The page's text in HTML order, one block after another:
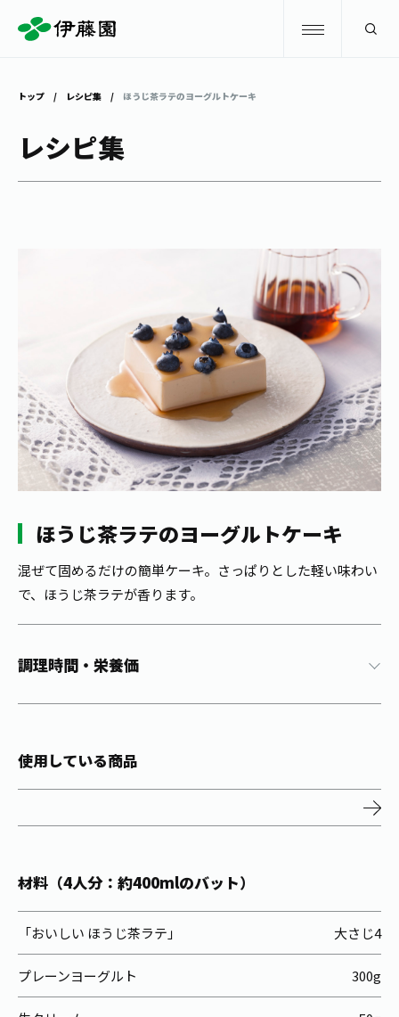
健康ミネラルむぎ茶
TULLY'S COFFEE
1日分の野菜
商品情報
ブランドから探す
カテゴリーから探す
キーワードから探す
安全・安心への取組み
製品の原料産地
お茶を知る・楽しむ
お茶のいれ方
動画ギャラリー
レシピ集
お茶百科キッズ
茶産地育成事業
ウェルネスフォーラム
体験・イベント
見学・体験
工場見学
お茶の複合型博物館
食育・イベント
店舗・通販
店舗・通販
伊藤園の店舗トップ
茶寮伊藤園
店舗検索
健康体
お客様相談室
企業情報 GLOBAL
トップ レシピ集 ほうじ茶ラテのヨーグルトケーキ
レシピ集
ほうじ茶ラテのヨーグルトケーキ
混ぜて固めるだけの簡単ケーキ。さっぱりとした軽い味わい
で、ほうじ茶ラテが香ります。
調理時間・栄養価
使用している商品
材料（4人分：約400mlのバット）
「おいしい ほうじ茶ラテ」 大さじ4
プレーンヨーグルト 300g